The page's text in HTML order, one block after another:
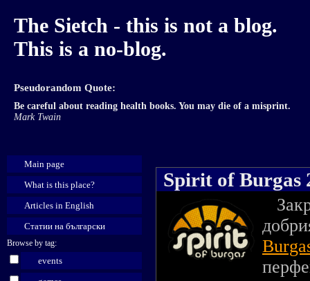
The Sietch - this is not a blog.
This is a no-blog.
Pseudorandom Quote:
Be careful about reading health books. You may die of a misprint.
Mark Twain
Main page
What is this place?
Articles in English
Статии на български
Browse by tag:
events
Spirit of Burgas